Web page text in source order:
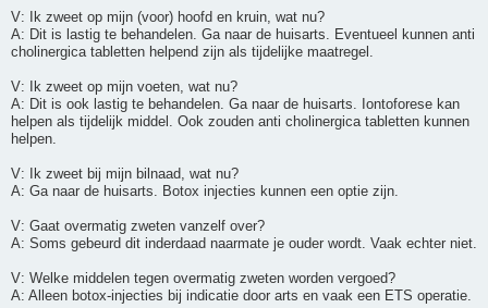
V: Ik zweet op mijn (voor) hoofd en kruin, wat nu?
A: Dit is lastig te behandelen. Ga naar de huisarts. Eventueel kunnen anti
cholinergica tabletten helpend zijn als tijdelijke maatregel.
V: Ik zweet op mijn voeten, wat nu?
A: Dit is ook lastig te behandelen. Ga naar de huisarts. Iontoforese kan
helpen als tijdelijk middel. Ook zouden anti cholinergica tabletten kunnen
helpen.
V: Ik zweet bij mijn bilnaad, wat nu?
A: Ga naar de huisarts. Botox injecties kunnen een optie zijn.
V: Gaat overmatig zweten vanzelf over?
A: Soms gebeurd dit inderdaad naarmate je ouder wordt. Vaak echter niet.
V: Welke middelen tegen overmatig zweten worden vergoed?
A: Alleen botox-injecties bij indicatie door arts en vaak een ETS operatie.